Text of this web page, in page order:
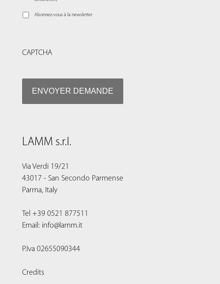
Abonnez-vous à la newsletter
CAPTCHA
LAMM s.r.l.
Via Verdi 19/21
43017 - San Secondo Parmense
Parma, Italy
Tel +39 0521 877511
Email: info@lamm.it
P.Iva 02655090344
Credits